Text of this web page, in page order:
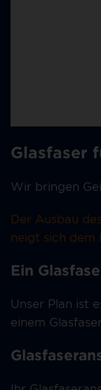
Glasfaser
Wir bringen
Der Ausbau
neigt sich dem
Ein
Unser Plan ist
einem